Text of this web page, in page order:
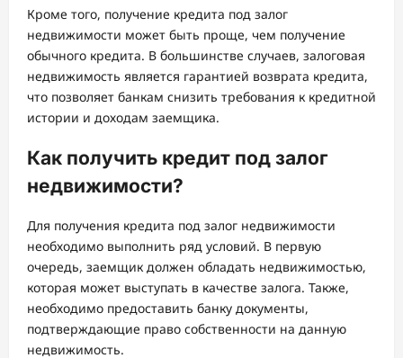
Кроме того, получение кредита под залог
недвижимости может быть проще, чем получение
обычного кредита. В большинстве случаев, залоговая
недвижимость является гарантией возврата кредита,
что позволяет банкам снизить требования к кредитной
истории и доходам заемщика.
Как получить кредит под залог
недвижимости?
Для получения кредита под залог недвижимости
необходимо выполнить ряд условий. В первую
очередь, заемщик должен обладать недвижимостью,
которая может выступать в качестве залога. Также,
необходимо предоставить банку документы,
подтверждающие право собственности на данную
недвижимость.